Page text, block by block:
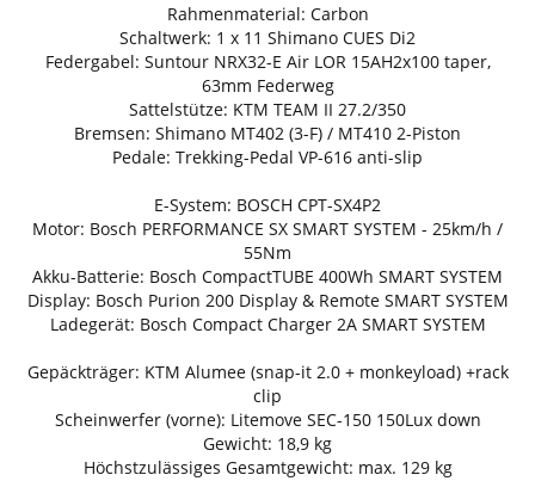
Rahmenmaterial: Carbon
Schaltwerk: 1 x 11 Shimano CUES Di2
Federgabel: Suntour NRX32-E Air LOR 15AH2x100 taper,
63mm Federweg
Sattelstütze: KTM TEAM II 27.2/350
Bremsen: Shimano MT402 (3-F) / MT410 2-Piston
Pedale: Trekking-Pedal VP-616 anti-slip
E-System: BOSCH CPT-SX4P2
Motor: Bosch PERFORMANCE SX SMART SYSTEM - 25km/h /
55Nm
Akku-Batterie: Bosch CompactTUBE 400Wh SMART SYSTEM
Display: Bosch Purion 200 Display & Remote SMART SYSTEM
Ladegerät: Bosch Compact Charger 2A SMART SYSTEM
Gepäckträger: KTM Alumee (snap-it 2.0 + monkeyload) +rack
clip
Scheinwerfer (vorne): Litemove SEC-150 150Lux down
Gewicht: 18,9 kg
Höchstzulässiges Gesamtgewicht: max. 129 kg